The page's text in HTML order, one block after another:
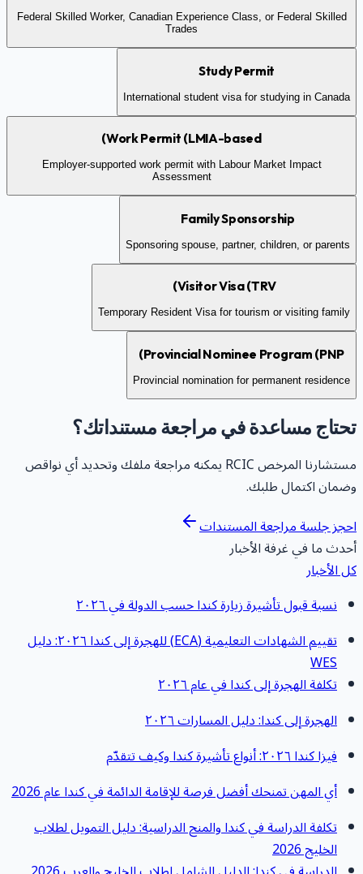
Federal Skilled Worker, Canadian Experience Class, or Federal Skilled
Trades
Study Permit
International student visa for studying in Canada
Work Permit (LMIA-based)
Employer-supported work permit with Labour Market Impact
Assessment
Family Sponsorship
Sponsoring spouse, partner, children, or parents
Visitor Visa (TRV)
Temporary Resident Visa for tourism or visiting family
Provincial Nominee Program (PNP)
Provincial nomination for permanent residence
مساعدة في مراجعة مستنداتك؟
مستشارنا المرخص RCIC يمكنه مراجعة ملفك وتحديد أي نواقص
اكتمال طلبك.
جلسة مراجعة المستندات
ما في غرفة الأخبار
الأخبار
نسبة قبول تأشيرة زيارة كندا حسب الدولة في ٢٠٢٦
تقييم الشهادات التعليمية (ECA) للهجرة إلى كندا ٢٠٢٦: دليل
WES
تكلفة الهجرة إلى كندا في عام ٢٠٢٦
الهجرة إلى كندا: دليل المسارات ٢٠٢٦
فيزا كندا ٢٠٢٦: أنواع تأشيرة كندا وكيف تتقدّم
أي المهن تمنحك أفضل فرصة للإقامة الدائمة في كندا عام 2026
تكلفة الدراسة في كندا والمنح الدراسية: دليل التمويل لطلاب
الخليج 2026